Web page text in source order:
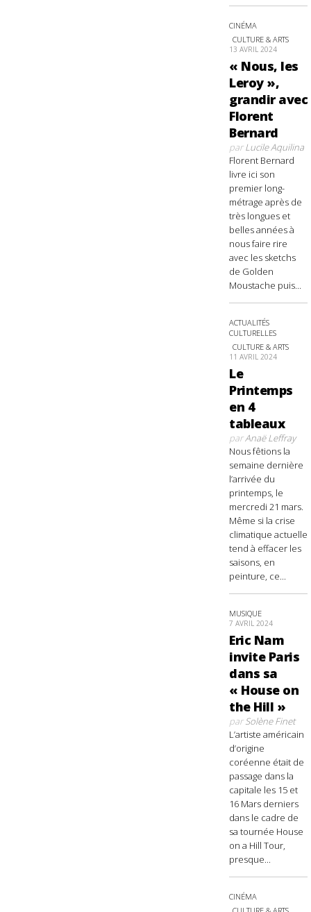
CINÉMA
CULTURE & ARTS
13 AVRIL 2024
« Nous, les
Leroy »,
grandir avec
Florent
Bernard
parLucile Aquilina
Florent Bernard
livre ici son
premier long-
métrage après de
très longues et
belles années à
nous faire rire
avec les sketchs
de Golden
Moustache puis...
ACTUALITÉS
CULTURELLES
CULTURE & ARTS
11 AVRIL 2024
Le
Printemps
en 4
tableaux
parAnaë Leffray
Nous fêtions la
semaine dernière
l’arrivée du
printemps, le
mercredi 21 mars.
Même si la crise
climatique actuelle
tend à effacer les
saisons, en
peinture, ce...
MUSIQUE
7 AVRIL 2024
Eric Nam
invite Paris
dans sa
« House on
the Hill »
parSolène Finet
L’artiste américain
d’origine
coréenne était de
passage dans la
capitale les 15 et
16 Mars derniers
dans le cadre de
sa tournée House
on a Hill Tour,
presque...
CINÉMA